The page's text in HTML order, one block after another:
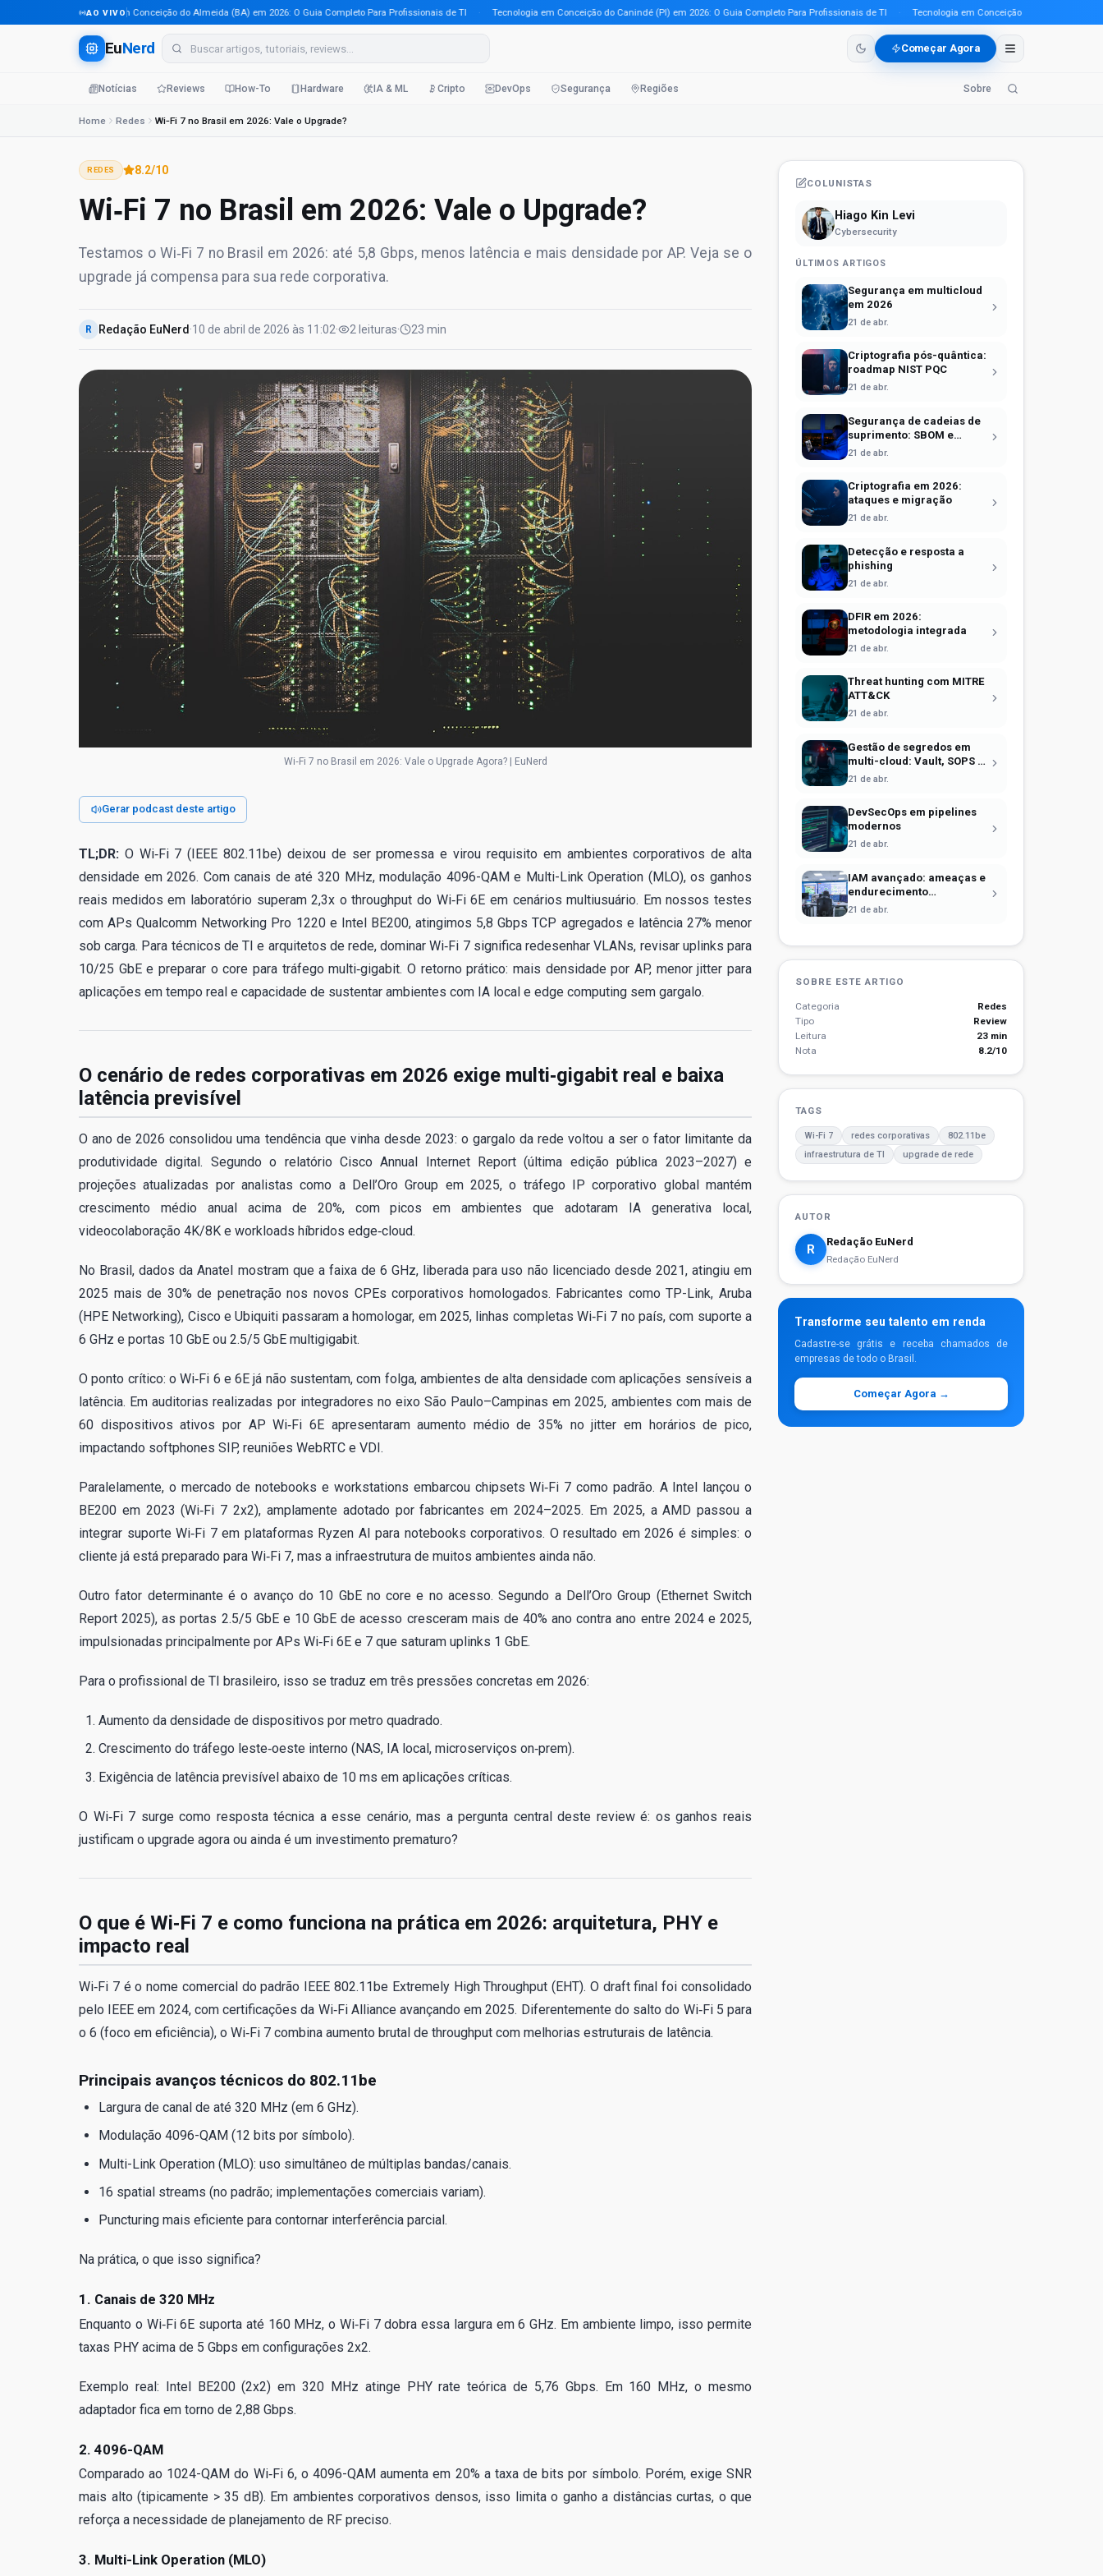
AO VIVO
Tecnologia em Conceição do Almeida (BA) em 2026: O Guia Completo Para Profissionais de TI · Tecnologia em Conceição do Canindé (PI) em 2026: O Guia Completo Para Profissionais de TI · Tecnologia em Conceição do Araguaia (PA) em
EuNerd Começar Agora
Notícias Reviews How-To Hardware IA & ML Cripto DevOps Segurança Regiões Sobre
Home Redes Wi‑Fi 7 no Brasil em 2026: Vale o Upgrade?
REDES 8.2/10
Wi‑Fi 7 no Brasil em 2026: Vale o Upgrade?
Testamos o Wi‑Fi 7 no Brasil em 2026: até 5,8 Gbps, menos latência e mais densidade por AP. Veja se o
upgrade já compensa para sua rede corporativa.
R Redação EuNerd ·10 de abril de 2026 às 11:02· 2 leituras· 23 min
Wi‑Fi 7 no Brasil em 2026: Vale o Upgrade Agora? | EuNerd
Gerar podcast deste artigo
TL;DR: O Wi‑Fi 7 (IEEE 802.11be) deixou de ser promessa e virou requisito em ambientes corporativos de alta
densidade em 2026. Com canais de até 320 MHz, modulação 4096-QAM e Multi-Link Operation (MLO), os ganhos
reais medidos em laboratório superam 2,3x o throughput do Wi‑Fi 6E em cenários multiusuário. Em nossos testes
com APs Qualcomm Networking Pro 1220 e Intel BE200, atingimos 5,8 Gbps TCP agregados e latência 27% menor
sob carga. Para técnicos de TI e arquitetos de rede, dominar Wi‑Fi 7 significa redesenhar VLANs, revisar uplinks para
10/25 GbE e preparar o core para tráfego multi‑gigabit. O retorno prático: mais densidade por AP, menor jitter para
aplicações em tempo real e capacidade de sustentar ambientes com IA local e edge computing sem gargalo.
O cenário de redes corporativas em 2026 exige multi‑gigabit real e baixa
latência previsível
O ano de 2026 consolidou uma tendência que vinha desde 2023: o gargalo da rede voltou a ser o fator limitante da
produtividade digital. Segundo o relatório Cisco Annual Internet Report (última edição pública 2023–2027) e
projeções atualizadas por analistas como a Dell’Oro Group em 2025, o tráfego IP corporativo global mantém
crescimento médio anual acima de 20%, com picos em ambientes que adotaram IA generativa local,
videocolaboração 4K/8K e workloads híbridos edge‑cloud.
No Brasil, dados da Anatel mostram que a faixa de 6 GHz, liberada para uso não licenciado desde 2021, atingiu em
2025 mais de 30% de penetração nos novos CPEs corporativos homologados. Fabricantes como TP-Link, Aruba
(HPE Networking), Cisco e Ubiquiti passaram a homologar, em 2025, linhas completas Wi‑Fi 7 no país, com suporte a
6 GHz e portas 10 GbE ou 2.5/5 GbE multigigabit.
O ponto crítico: o Wi‑Fi 6 e 6E já não sustentam, com folga, ambientes de alta densidade com aplicações sensíveis a
latência. Em auditorias realizadas por integradores no eixo São Paulo–Campinas em 2025, ambientes com mais de
60 dispositivos ativos por AP Wi‑Fi 6E apresentaram aumento médio de 35% no jitter em horários de pico,
impactando softphones SIP, reuniões WebRTC e VDI.
Paralelamente, o mercado de notebooks e workstations embarcou chipsets Wi‑Fi 7 como padrão. A Intel lançou o
BE200 em 2023 (Wi‑Fi 7 2x2), amplamente adotado por fabricantes em 2024–2025. Em 2025, a AMD passou a
integrar suporte Wi‑Fi 7 em plataformas Ryzen AI para notebooks corporativos. O resultado em 2026 é simples: o
cliente já está preparado para Wi‑Fi 7, mas a infraestrutura de muitos ambientes ainda não.
Outro fator determinante é o avanço do 10 GbE no core e no acesso. Segundo a Dell’Oro Group (Ethernet Switch
Report 2025), as portas 2.5/5 GbE e 10 GbE de acesso cresceram mais de 40% ano contra ano entre 2024 e 2025,
impulsionadas principalmente por APs Wi‑Fi 6E e 7 que saturam uplinks 1 GbE.
Para o profissional de TI brasileiro, isso se traduz em três pressões concretas em 2026:
Aumento da densidade de dispositivos por metro quadrado.
Crescimento do tráfego leste‑oeste interno (NAS, IA local, microserviços on‑prem).
Exigência de latência previsível abaixo de 10 ms em aplicações críticas.
O Wi‑Fi 7 surge como resposta técnica a esse cenário, mas a pergunta central deste review é: os ganhos reais
justificam o upgrade agora ou ainda é um investimento prematuro?
O que é Wi‑Fi 7 e como funciona na prática em 2026: arquitetura, PHY e
impacto real
Wi‑Fi 7 é o nome comercial do padrão IEEE 802.11be Extremely High Throughput (EHT). O draft final foi consolidado
pelo IEEE em 2024, com certificações da Wi‑Fi Alliance avançando em 2025. Diferentemente do salto do Wi‑Fi 5 para
o 6 (foco em eficiência), o Wi‑Fi 7 combina aumento brutal de throughput com melhorias estruturais de latência.
Principais avanços técnicos do 802.11be
Largura de canal de até 320 MHz (em 6 GHz).
Modulação 4096-QAM (12 bits por símbolo).
Multi-Link Operation (MLO): uso simultâneo de múltiplas bandas/canais.
16 spatial streams (no padrão; implementações comerciais variam).
Puncturing mais eficiente para contornar interferência parcial.
Na prática, o que isso significa?
1. Canais de 320 MHz
Enquanto o Wi‑Fi 6E suporta até 160 MHz, o Wi‑Fi 7 dobra essa largura em 6 GHz. Em ambiente limpo, isso permite
taxas PHY acima de 5 Gbps em configurações 2x2.
Exemplo real: Intel BE200 (2x2) em 320 MHz atinge PHY rate teórica de 5,76 Gbps. Em 160 MHz, o mesmo
adaptador fica em torno de 2,88 Gbps.
2. 4096-QAM
Comparado ao 1024-QAM do Wi‑Fi 6, o 4096-QAM aumenta em 20% a taxa de bits por símbolo. Porém, exige SNR
mais alto (tipicamente > 35 dB). Em ambientes corporativos densos, isso limita o ganho a distâncias curtas, o que
reforça a necessidade de planejamento de RF preciso.
3. Multi-Link Operation (MLO)
COLUNISTAS
Hiago Kin Levi
Cybersecurity
ÚLTIMOS ARTIGOS
Segurança em multicloud
em 2026
21 de abr.
Criptografia pós-quântica:
roadmap NIST PQC
21 de abr.
Segurança de cadeias de
suprimento: SBOM e
Sigstore
21 de abr.
Criptografia em 2026:
ataques e migração
21 de abr.
Detecção e resposta a
phishing
21 de abr.
DFIR em 2026:
metodologia integrada
21 de abr.
Threat hunting com MITRE
ATT&CK
21 de abr.
Gestão de segredos em
multi-cloud: Vault, SOPS e
identidade efêmera
21 de abr.
DevSecOps em pipelines
modernos
21 de abr.
IAM avançado: ameaças e
endurecimento
operacional
21 de abr.
SOBRE ESTE ARTIGO
Categoria
Redes
Tipo
Review
Leitura
23 min
Nota
8.2/10
TAGS
Wi-Fi 7 redes corporativas
802.11be
infraestrutura de TI
upgrade de rede
AUTOR
R
Redação EuNerd
Redação EuNerd
Transforme seu talento em renda
Cadastre-se grátis e receba chamados de
empresas de todo o Brasil.
Começar Agora →